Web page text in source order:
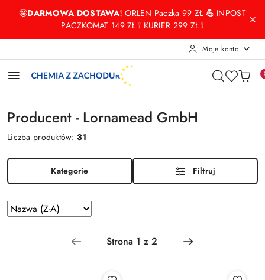
Przejdź do treści głównej
Przejdź do wyszukiwarki
Przejdź do moje konto
Przejdź do menu głównego
Przejdź do stopki
🤩DARMOWA DOSTAWA❕ ORLEN Paczka 99 ZŁ💪 INPOST
PACZKOMAT 149 ZŁ ❕ KURIER 299 ZŁ ❕
Moje konto
Producent - Lornamead GmbH
Liczba produktów:31
Kategorie Filtruj
Zastosowano
sortowanie:
Sortuj
według